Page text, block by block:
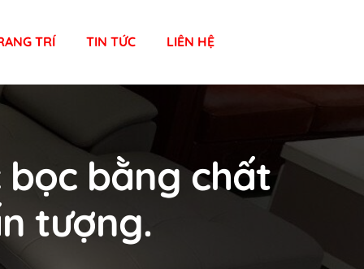
TRÍ TIN TỨC LIÊN HỆ
bằng chất
tượng.